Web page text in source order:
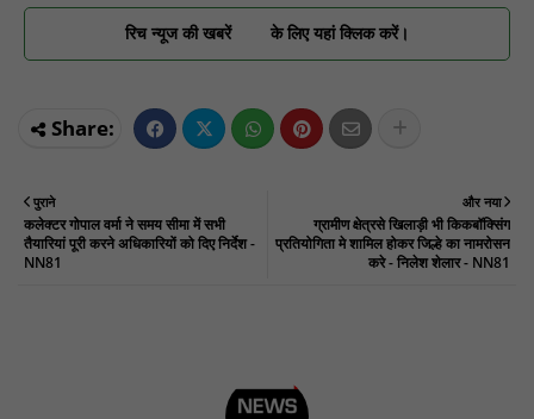
रिच न्यूज की खबरें के लिए यहां क्लिक करें।
और नया
ग्रामीण क्षेत्रसे खिलाड़ी भी किकबॉक्सिंग
प्रतियोगिता मे शामिल होकर जिल्हे का नामरोसन
करे - निलेश शेलार - NN81
पुराने
कलेक्टर गोपाल वर्मा ने समय सीमा में सभी
तैयारियां पूरी करने अधिकारियों को दिए निर्देश -
NN81